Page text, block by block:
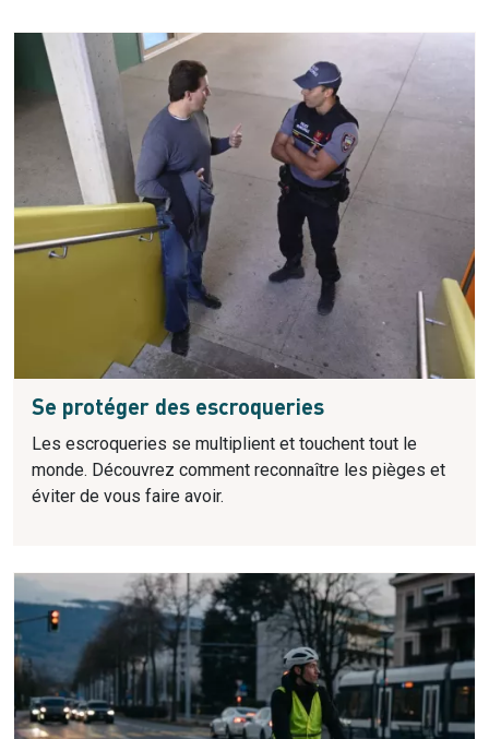
Se protéger des escroqueries
Les escroqueries se multiplient et touchent tout le
monde. Découvrez comment reconnaître les pièges et
éviter de vous faire avoir.